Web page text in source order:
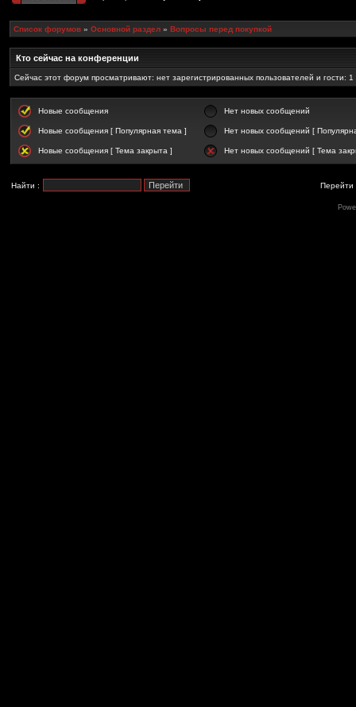
Список форумов » Основной раздел » Вопросы перед покупкой
Кто сейчас на конференции
Сейчас этот форум просматривают: нет зарегистрированных пользователей и гости: 1
Новые сообщения Нет новых сообщений
Новые сообщения [ Популярная тема ] Нет новых сообщений [
Новые сообщения [ Тема закрыта ] Нет новых сообщений [ Тема
Найти : Перейти